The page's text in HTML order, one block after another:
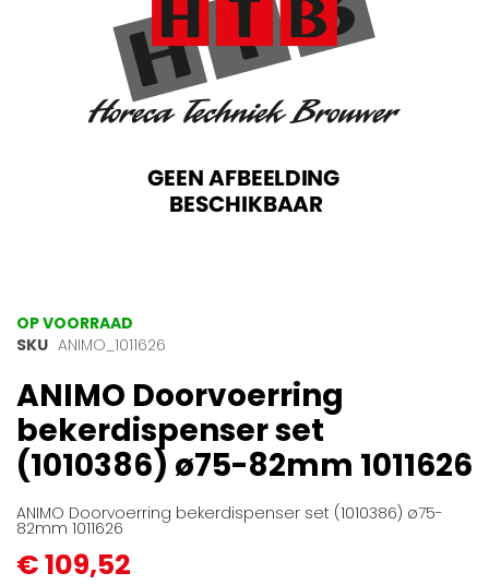
Ga
naar
begin
van
de
afbeeldingen-
gallerij
OP VOORRAAD
SKU ANIMO_1011626
ANIMO Doorvoerring
bekerdispenser set
(1010386) ø75-82mm 1011626
ANIMO Doorvoerring bekerdispenser set (1010386) ø75-
82mm 1011626
€ 109,52